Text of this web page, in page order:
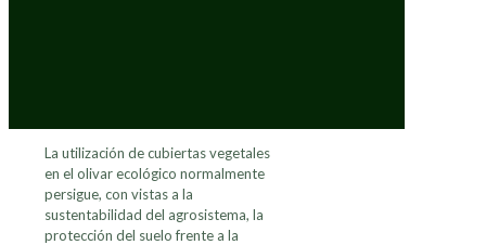
La utilización de cubiertas vegetales
en el olivar ecológico normalmente
persigue, con vistas a la
sustentabilidad del agrosistema, la
protección del suelo frente a la